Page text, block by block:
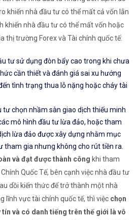
khiến nhà đầu tư có thể mất cả vốn lẫn
khiến nhà đầu tư có thể mất vốn hoặc
thị trường Forex và Tài chính quốc tế:
tư sử dụng đòn bẩy cao trong khi chưa
cần thiết và đánh giá sai xu hướng
tình trạng thua lỗ nặng hoặc cháy tài
tư chọn nhầm sàn giao dịch thiếu minh
mô hình đầu tư lừa đảo, hoặc tham
lừa đảo được xây dựng nhằm mục
tham gia nhưng không cho rút tiền ra.
và đạt được thành công khi tham
Quốc Tế, bên cạnh việc nhà đầu tư
dồi kiến thức để trở thành một nhà
lĩnh vực tài chính quốc tế, thì việc chọn
và có danh tiếng trên thế giới là vô